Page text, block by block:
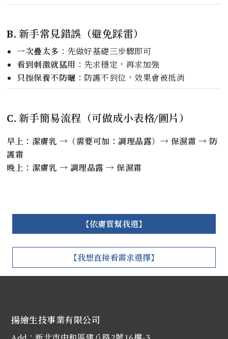
B. 新手常見錯誤（避免踩雷）
一次疊太多 ：先做好基礎三步驟即可
看到刺激就猛用 ：先求穩定，再求加強
只擦保養不防曬 ：防護不到位，效果會被抵消
C. 新手簡易流程（可做成小表格/圖片）
早上：潔膚乳 →（需要可加：調理晶露）→ 保濕霜 → 防
護霜
晚上：潔膚乳 → 調理晶露 → 保濕霜
揚繪生技事業有限公司